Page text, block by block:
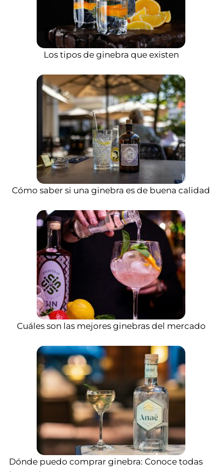
Los tipos de ginebra que existen
Cómo saber si una ginebra es de buena calidad
Cuáles son las mejores ginebras del mercado
Dónde puedo comprar ginebra: Conoce todas